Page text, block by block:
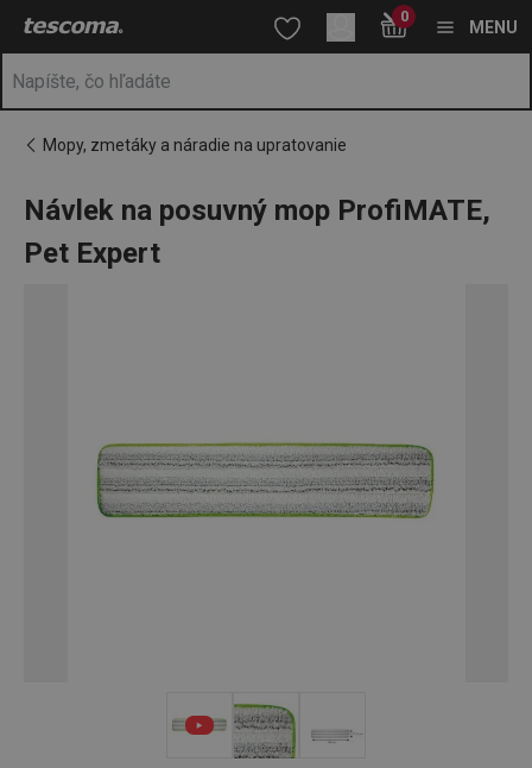
Nachádzate sa na stránke Návlek na posuvný mop ProfiMATE,
Prejsť na hlavný obsah
Prejsť na vyhľadávanie
Prejsť na navigáciu 0
MENU
Mopy, zmetáky a náradie na upratovanie
Návlek na posuvný mop ProfiMATE,
Pet Expert